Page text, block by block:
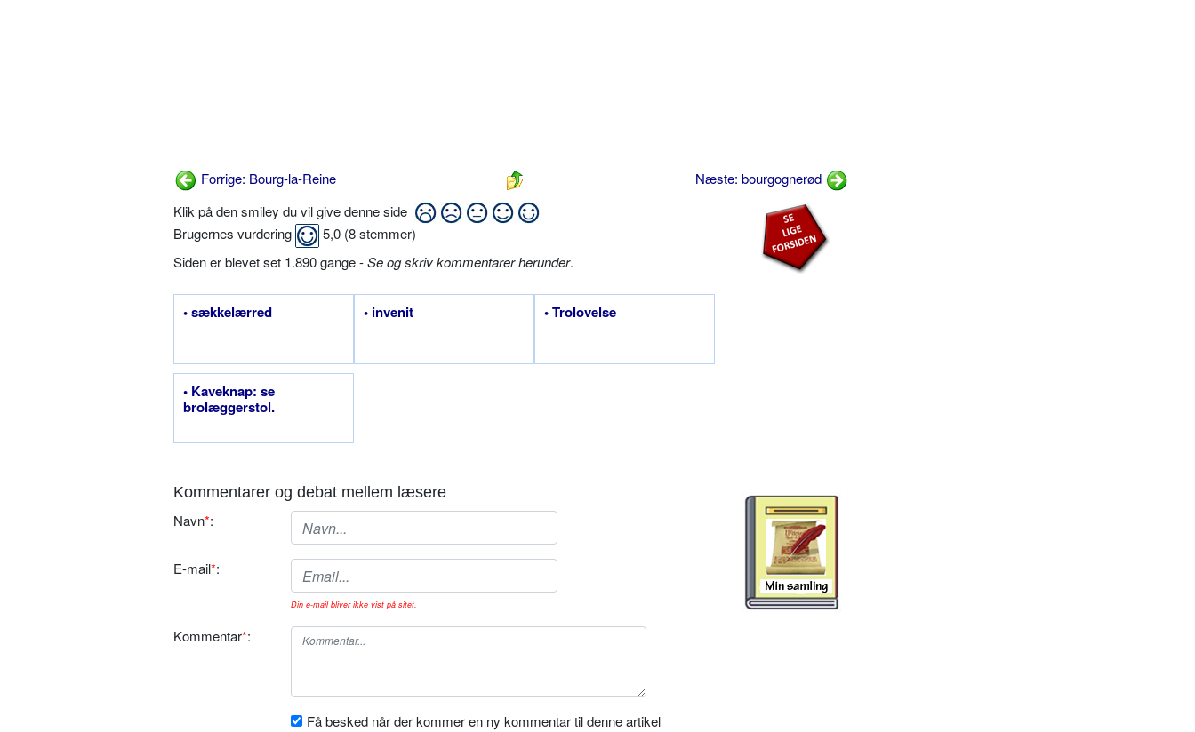
Forrige: Bourg-la-Reine
Næste: bourgognerød
Klik på den smiley du vil give denne side
Brugernes vurdering
5,0 (8stemmer)
Siden er blevet set 1.890 gange -Se og skriv kommentarer herunder.
• sækkelærred • invenit • Trolovelse
• Kaveknap: se
brolæggerstol.
Kommentarer og debat mellem læsere
Navn*:
E-mail*:
Din e-mail bliver ikke vist på sitet.
Kommentar*:
Få besked når der kommer en ny kommentar til denne artikel